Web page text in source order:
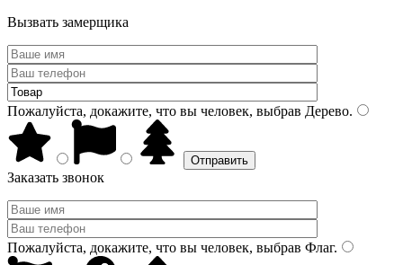
Вызвать замерщика
Пожалуйста, докажите, что вы человек, выбрав Дерево.
Заказать звонок
Пожалуйста, докажите, что вы человек, выбрав Флаг.